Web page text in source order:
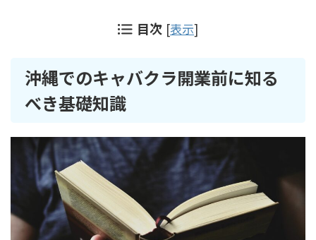
目次 [表示]
沖縄でのキャバクラ開業前に知る
べき基礎知識